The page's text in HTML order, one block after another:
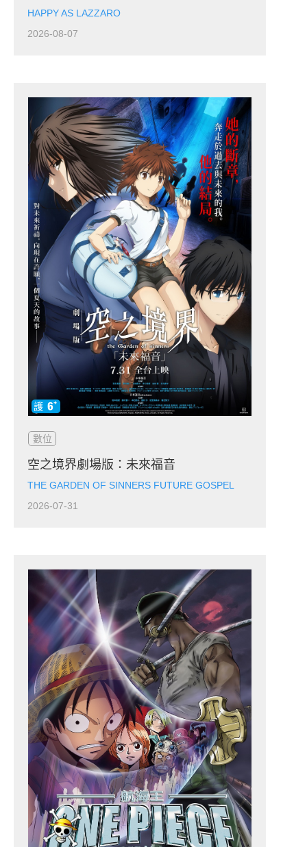
HAPPY AS LAZZARO
2026-08-07
數位
空之境界劇場版：未來福音
THE GARDEN OF SINNERS FUTURE GOSPEL
2026-07-31